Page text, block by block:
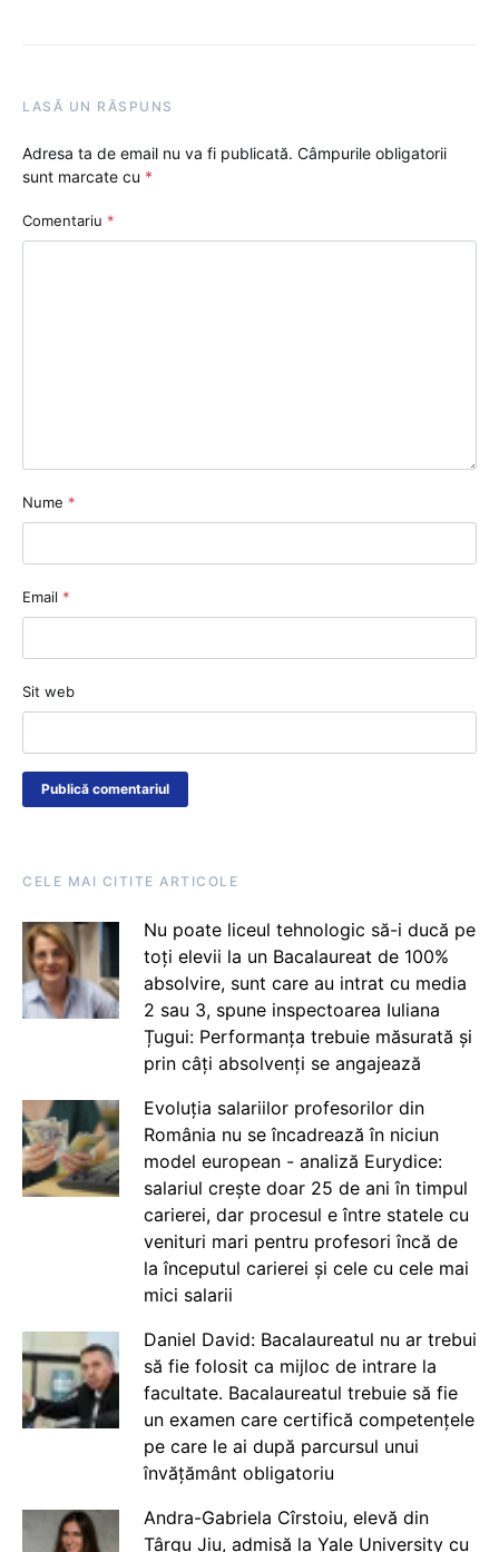
LASĂ UN RĂSPUNS
Adresa ta de email nu va fi publicată. Câmpurile obligatorii
sunt marcate cu *
Comentariu *
Nume *
Email *
Sit web
CELE MAI CITITE ARTICOLE
Nu poate liceul tehnologic să-i ducă pe
toți elevii la un Bacalaureat de 100%
absolvire, sunt care au intrat cu media
2 sau 3, spune inspectoarea Iuliana
Țugui: Performanța trebuie măsurată și
prin câți absolvenți se angajează
Evoluția salariilor profesorilor din
România nu se încadrează în niciun
model european - analiză Eurydice:
salariul crește doar 25 de ani în timpul
carierei, dar procesul e între statele cu
venituri mari pentru profesori încă de
la începutul carierei și cele cu cele mai
mici salarii
Daniel David: Bacalaureatul nu ar trebui
să fie folosit ca mijloc de intrare la
facultate. Bacalaureatul trebuie să fie
un examen care certifică competențele
pe care le ai după parcursul unui
învățământ obligatoriu
Andra-Gabriela Cîrstoiu, elevă din
Târgu Jiu, admisă la Yale University cu